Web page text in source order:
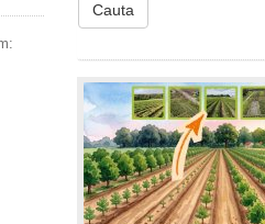
Cauta